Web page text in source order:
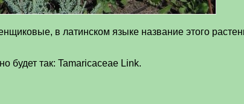
в латинском языке название этого
будет так: Tamaricaceae Link.